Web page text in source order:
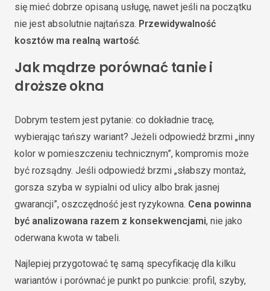
się mieć dobrze opisaną usługę, nawet jeśli na początku
nie jest absolutnie najtańsza. Przewidywalność
kosztów ma realną wartość.
Jak mądrze porównać tanie i
droższe okna
Dobrym testem jest pytanie: co dokładnie tracę,
wybierając tańszy wariant? Jeżeli odpowiedź brzmi „inny
kolor w pomieszczeniu technicznym”, kompromis może
być rozsądny. Jeśli odpowiedź brzmi „słabszy montaż,
gorsza szyba w sypialni od ulicy albo brak jasnej
gwarancji”, oszczędność jest ryzykowna. Cena powinna
być analizowana razem z konsekwencjami, nie jako
oderwana kwota w tabeli.
Najlepiej przygotować tę samą specyfikację dla kilku
wariantów i porównać je punkt po punkcie: profil, szyby,